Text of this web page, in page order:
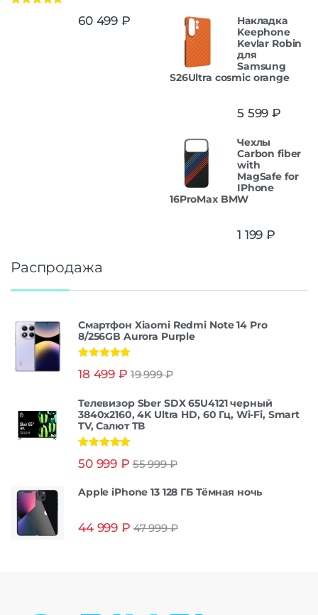
60 499 ₽
Накладка
Keephone
Kevlar Robin
для
Samsung
S26Ultra cosmic orange
5 599 ₽
Чехлы
Carbon fiber
with
MagSafe for
IPhone
16ProMax BMW
1 199 ₽
Распродажа
Смартфон Xiaomi Redmi Note 14 Pro
8/256GB Aurora Purple
из 5
18 499 ₽ 19 999₽
Телевизор Sber SDX 65U4121 черный
3840x2160, 4K Ultra HD, 60 Гц, Wi-Fi, Smart
TV, Салют ТВ
из 5
50 999 ₽ 55 999₽
Apple iPhone 13 128 ГБ Тёмная ночь
44 999 ₽ 47 999₽